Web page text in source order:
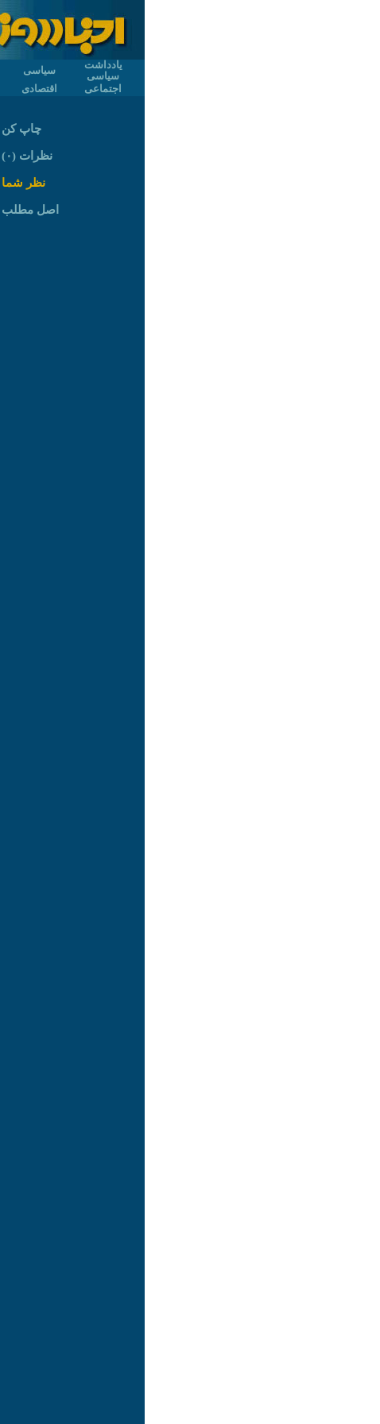
یادداشت
سیاسی
سیاسی
اجتماعی
اقتصادی
چاپ کن
نظرات (۰)
نظر شما
اصل مطلب